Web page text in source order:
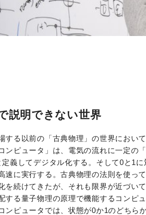
説明できない世界
する以前の「古典物理」の世界におい
ンピュータ」は、電気の流れに一定の
定義してデジタル化する。そして0と1
速に実行する。古典物理の法則を使っ
を続けてきたが、それも限界が近づいて
する量子物理の原理で機能するコンピ
ンピュータでは、状態が0か1のどちら